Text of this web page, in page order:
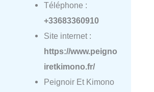
Téléphone :
+33683360910
Site internet :
https://www.peigno
iretkimono.fr/
Peignoir Et Kimono